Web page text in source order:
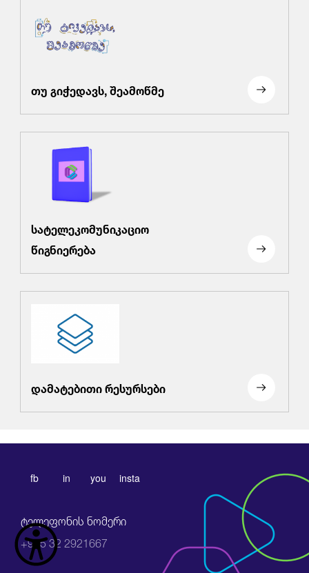
თუ გიჭედავს, შეამოწმე
სატელეკომუნიკაციო
წიგნიერება
დამატებითი რესურსები
ტელეფონის ნომერი
+995 32 2921667
fb in you insta